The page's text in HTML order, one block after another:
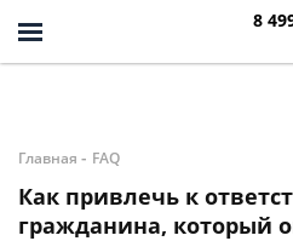
8
Главная - FAQ
Как привлечь к
гражданина, который